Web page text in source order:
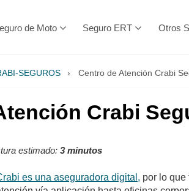
de Moto Seguro ERT Otros
SEGUROS › Centro de Atención Crabi
Crabi
estimado: 3 minutos
es una aseguradora digital, por lo que